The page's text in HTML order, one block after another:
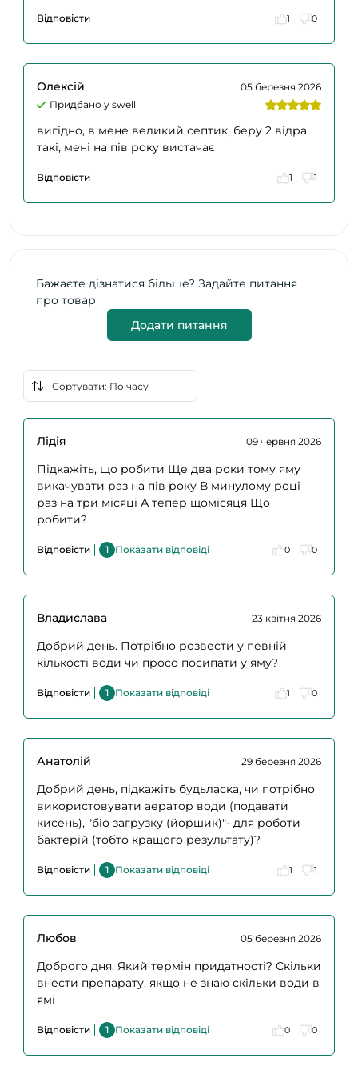
Відповісти 1 0
Олексій
05 березня 2026
Придбано у swell
вигідно, в мене великий септик, беру 2 відра
такі, мені на пів року вистачає
Відповісти 1 1
Бажаєте дізнатися більше? Задайте питання
про товар
Додати питання
Лідія 09 червня 2026
Підкажіть, що робити Ще два роки тому яму
викачувати раз на пів року В минулому році
раз на три місяці А тепер щомісяця Що
робити?
Відповісти 1 Показати відповіді 0 0
Владислава 23 квітня 2026
Добрий день. Потрібно розвести у певній
кількості води чи просо посипати у яму?
Відповісти 1 Показати відповіді 1 0
Анатолій 29 березня 2026
Добрий день, підкажіть будьласка, чи потрібно
використовувати аератор води (подавати
кисень), "біо загрузку (йоршик)"- для роботи
бактерій (тобто кращого результату)?
Відповісти 1 Показати відповіді 1 1
Любов 05 березня 2026
Доброго дня. Який термін придатності? Скільки
внести препарату, якщо не знаю скільки води в
ямі
Відповісти 1 Показати відповіді 0 0